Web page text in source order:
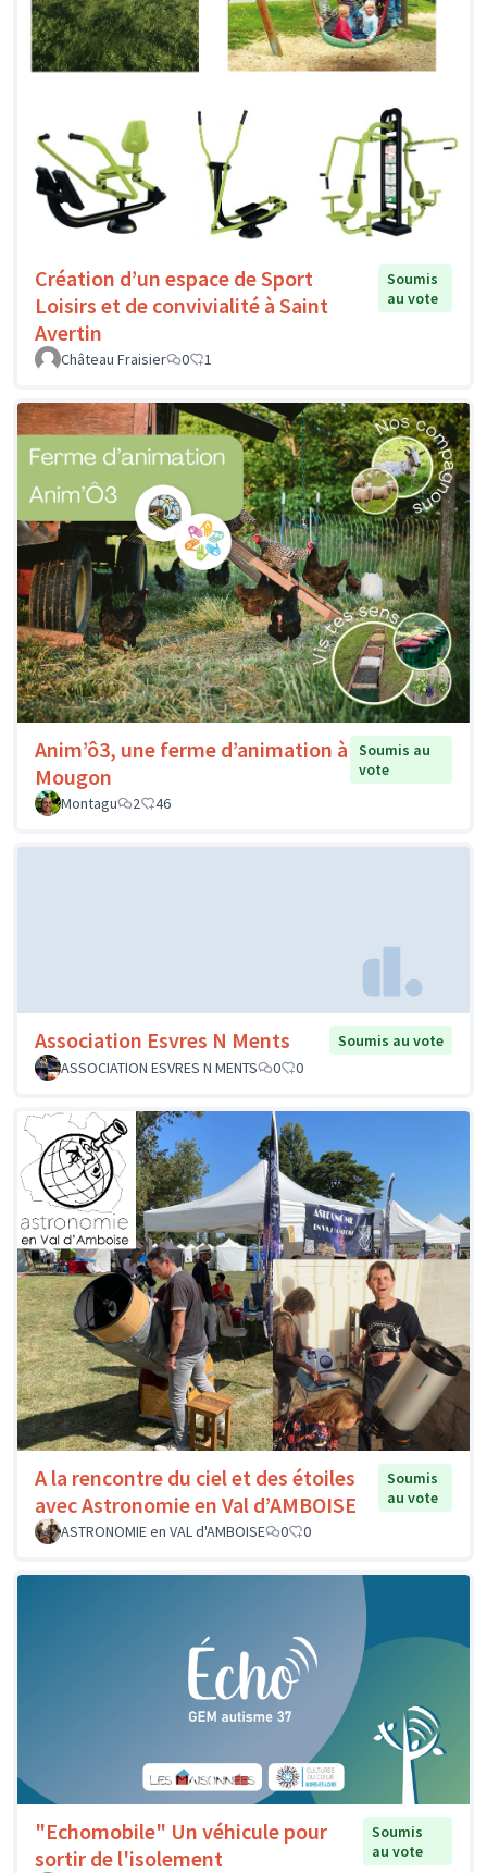
Création d’un espace de Sport
Loisirs et de convivialité à Saint
Avertin
Soumis
au vote
Château Fraisier 0 1
Anim’ô3, une ferme d’animation à
Mougon
Soumis au
vote
Montagu
2 46
Association Esvres N Ments
Soumis au vote
ASSOCIATION ESVRES N MENTS
0 0
A la rencontre du ciel et des étoiles
avec Astronomie en Val d’AMBOISE
Soumis
au vote
ASTRONOMIE en VAL d'AMBOISE
0 0
"Echomobile" Un véhicule pour
sortir de l'isolement
Soumis
au vote